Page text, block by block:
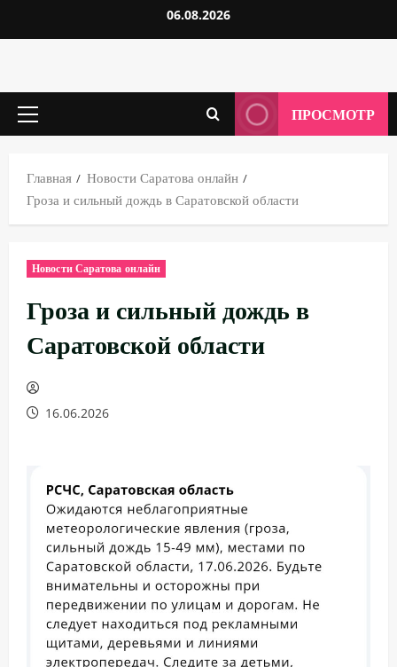
к
06.08.2026
Основное
ПРОСМОТР
Главная
Новости Саратова онлайн
Гроза и сильный дождь в Саратовской области
Новости Саратова онлайн
Гроза и сильный дождь в
Саратовской области
16.06.2026